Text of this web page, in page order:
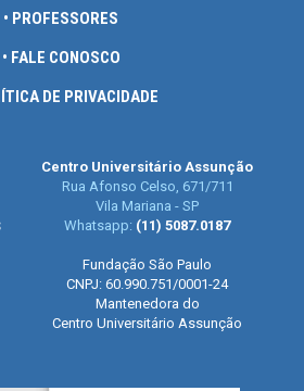
• PROFESSORES
• FALE CONOSCO
DE PRIVACIDADE
Centro Universitário Assunção
Rua Afonso Celso, 671/711
Vila Mariana - SP
Whatsapp: (11) 5087.0187
Fundação São Paulo
CNPJ: 60.990.751/0001-24
Mantenedora do
Centro Universitário Assunção